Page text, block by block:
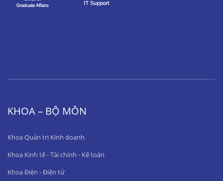
KHOA – BỘ MÔN
Khoa Quản trị Kinh doanh
Khoa Kinh tế - Tài chính - Kế toán
Khoa Điện - Điện tử